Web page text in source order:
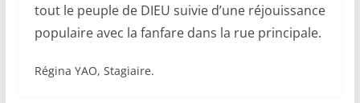
tout le peuple de DIEU suivie d’une réjouissance
populaire avec la fanfare dans la rue principale.
Régina YAO, Stagiaire.